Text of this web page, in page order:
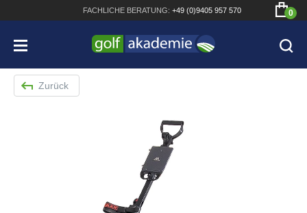
FACHLICHE BERATUNG: +49 (0)9405 957 570 0
Bridgestone JGR Driver 2018
Titleist Pro V1x mit gratis Schriftaufdruck
Zurück